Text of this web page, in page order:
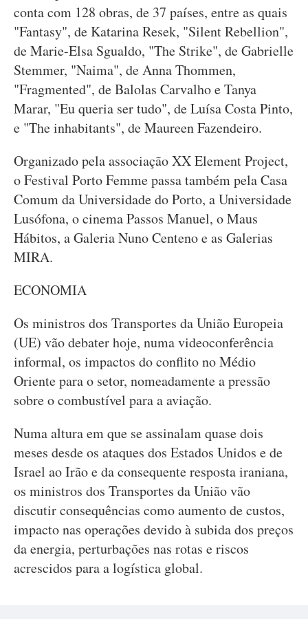
conta com 128 obras, de 37 países, entre as quais
"Fantasy", de Katarina Resek, "Silent Rebellion",
de Marie-Elsa Sgualdo, "The Strike", de Gabrielle
Stemmer, "Naima", de Anna Thommen,
"Fragmented", de Balolas Carvalho e Tanya
Marar, "Eu queria ser tudo", de Luísa Costa Pinto,
e "The inhabitants", de Maureen Fazendeiro.
Organizado pela associação XX Element Project,
o Festival Porto Femme passa também pela Casa
Comum da Universidade do Porto, a Universidade
Lusófona, o cinema Passos Manuel, o Maus
Hábitos, a Galeria Nuno Centeno e as Galerias
MIRA.
ECONOMIA
Os ministros dos Transportes da União Europeia
(UE) vão debater hoje, numa videoconferência
informal, os impactos do conflito no Médio
Oriente para o setor, nomeadamente a pressão
sobre o combustível para a aviação.
Numa altura em que se assinalam quase dois
meses desde os ataques dos Estados Unidos e de
Israel ao Irão e da consequente resposta iraniana,
os ministros dos Transportes da União vão
discutir consequências como aumento de custos,
impacto nas operações devido à subida dos preços
da energia, perturbações nas rotas e riscos
acrescidos para a logística global.